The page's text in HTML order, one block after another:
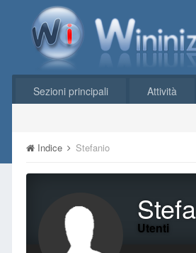
Sezioni principali Attività
Indice Stefanio
Utenti